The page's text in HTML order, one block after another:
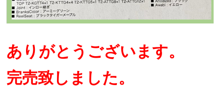
ありがとうございます。
完売致しました。